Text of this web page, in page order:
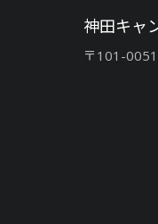
神田キャ
〒101-